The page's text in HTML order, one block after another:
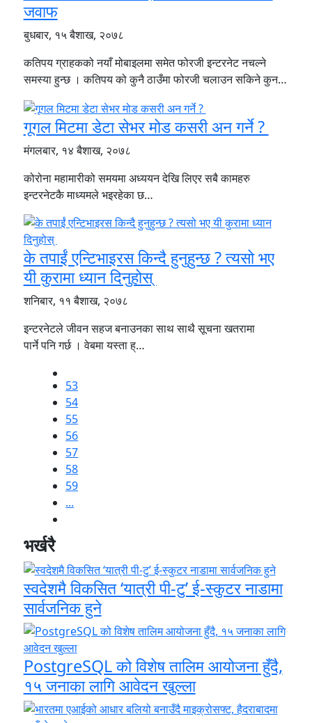
भर्खरै
स्वदेशमै विकसित ‘यात्री पी-टु’ ई-स्कुटर नाडामा
सार्वजनिक हुने
PostgreSQL को विशेष तालिम आयोजना हुँदै,
१५ जनाका लागि आवेदन खुल्ला
जवाफ
बुधबार, १५ बैशाख, २०७८
कतिपय ग्राहकको नयाँ मोबाइलमा समेत फोरजी इन्टरनेट नचल्ने
समस्या हुन्छ । कतिपय को कुनै ठाउँमा फोरजी चलाउन सकिने कुन…
गूगल मिटमा डेटा सेभर मोड कसरी अन गर्ने ?
मंगलबार, १४ बैशाख, २०७८
कोरोना महामारीको समयमा अध्ययन देखि लिएर सबै कामहरु
इन्टरनेटकै माध्यमले भइरहेका छ…
के तपाईं एन्टिभाइरस किन्दै हुनुहुन्छ ? त्यसो भए
यी कुरामा ध्यान दिनुहोस्
शनिबार, ११ बैशाख, २०७८
इन्टरनेटले जीवन सहज बनाउनका साथ साथै सूचना खतरामा
पार्ने पनि गर्छ । वेबमा यस्ता ह्…
53
54
55
56
57
58
59
...